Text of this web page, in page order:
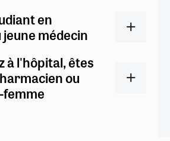
en
médecin
à l'hôpital, êtes
ou